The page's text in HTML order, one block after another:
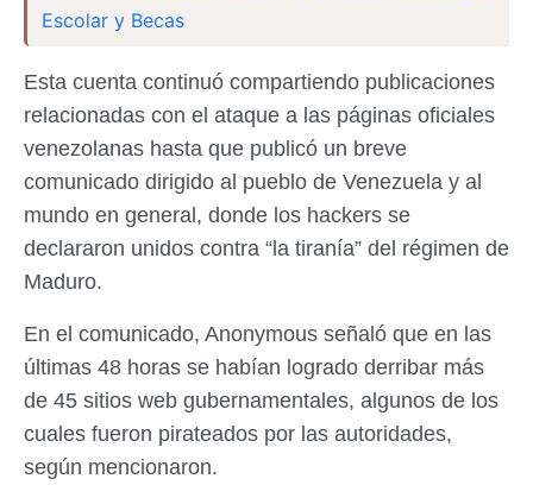
Escolar y Becas
Esta cuenta continuó compartiendo publicaciones
relacionadas con el ataque a las páginas oficiales
venezolanas hasta que publicó un breve
comunicado dirigido al pueblo de Venezuela y al
mundo en general, donde los hackers se
declararon unidos contra “la tiranía” del régimen de
Maduro.
En el comunicado, Anonymous señaló que en las
últimas 48 horas se habían logrado derribar más
de 45 sitios web gubernamentales, algunos de los
cuales fueron pirateados por las autoridades,
según mencionaron.